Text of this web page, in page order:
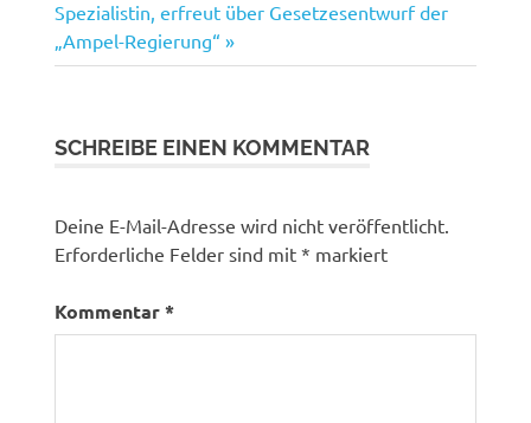
Beitrag:
Spezialistin, erfreut über Gesetzesentwurf der
„Ampel-Regierung“
SCHREIBE EINEN KOMMENTAR
Deine E-Mail-Adresse wird nicht veröffentlicht.
Erforderliche Felder sind mit* markiert
Kommentar*